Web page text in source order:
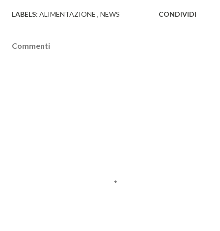
LABELS: ALIMENTAZIONE NEWS CONDIVIDI
Commenti